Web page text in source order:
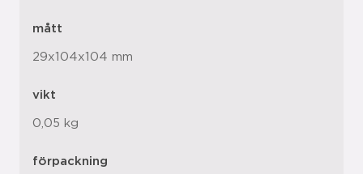
mått
29x104x104 mm
vikt
0,05 kg
förpackning